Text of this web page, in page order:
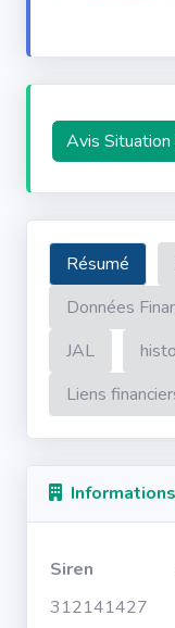
Avis Situation
Résumé
Données
JAL
Liens
Siren
312141427